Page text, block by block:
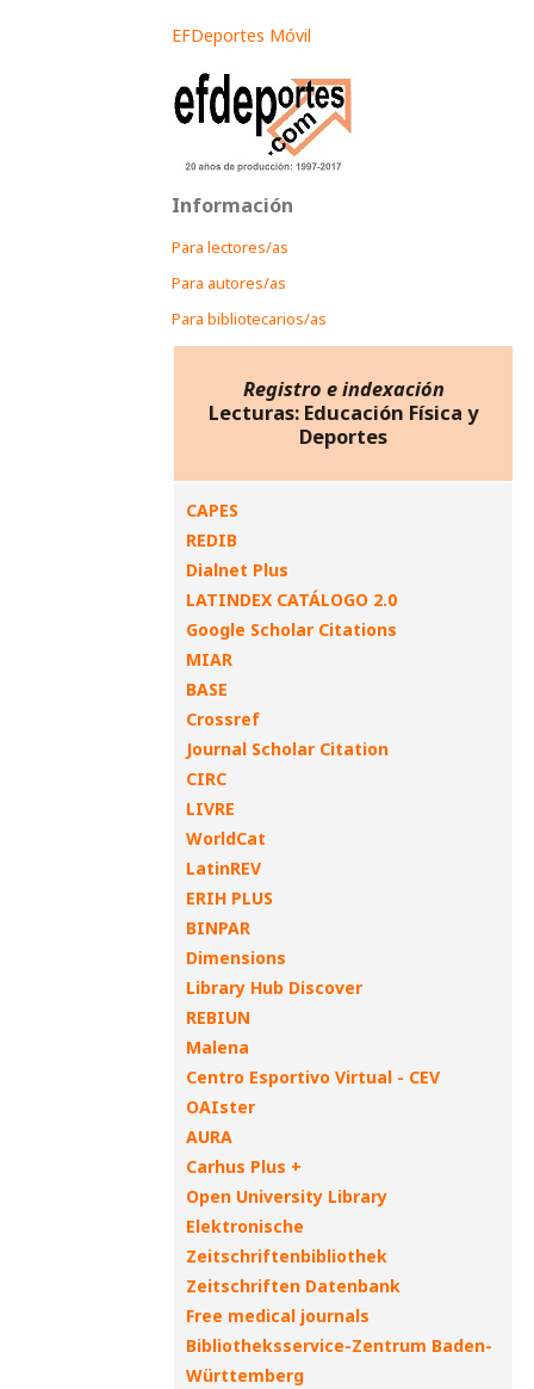
EFDeportes Móvil
Información
Para lectores/as
Para autores/as
Para bibliotecarios/as
Registro e indexación
Lecturas: Educación Física y
Deportes
CAPES
REDIB
Dialnet Plus
LATINDEX CATÁLOGO 2.0
Google Scholar Citations
MIAR
BASE
Crossref
Journal Scholar Citation
CIRC
LIVRE
WorldCat
LatinREV
ERIH PLUS
BINPAR
Dimensions
Library Hub Discover
REBIUN
Malena
Centro Esportivo Virtual - CEV
OAIster
AURA
Carhus Plus +
Open University Library
Elektronische
Zeitschriftenbibliothek
Zeitschriften Datenbank
Free medical journals
Bibliotheksservice-Zentrum Baden-
Württemberg